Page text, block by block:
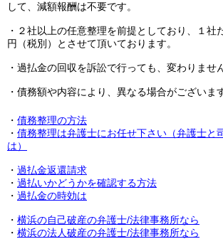
して、減額報酬は不要です。
・２社以上の任意整理を前提としており、１社
円（税別）とさせて頂いております。
・過払金の回収を訴訟で行っても、変わりませ
・債務額や内容により、異なる場合がございま
・ 債務整理の方法
・ 債務整理は弁護士にお任せ下さい（弁護士と
は）
・ 過払金返還請求
・ 過払いかどうかを確認する方法
・ 過払金の時効は
・ 横浜の自己破産の弁護士/法律事務所なら
・ 横浜の法人破産の弁護士/法律事務所なら